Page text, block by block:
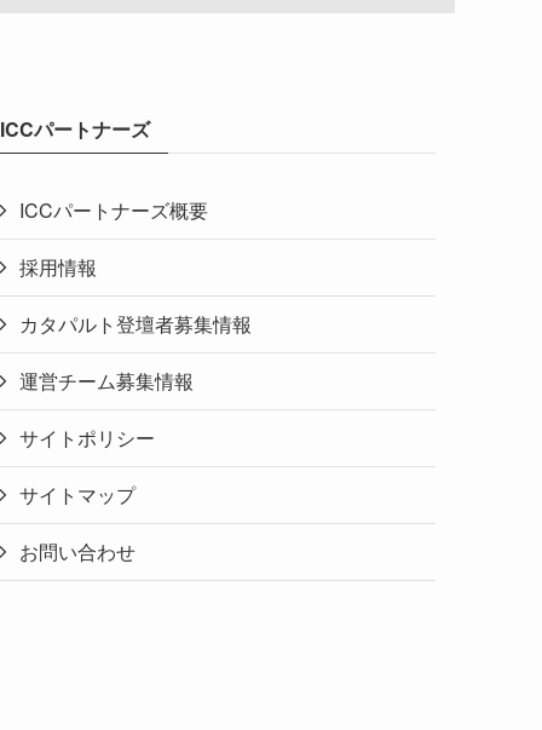
ICCパートナーズ
ICCパートナーズ概要
採用情報
カタパルト登壇者募集情報
運営チーム募集情報
サイトポリシー
サイトマップ
お問い合わせ